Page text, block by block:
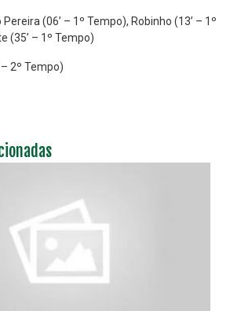
Pereira (06’ – 1º Tempo), Robinho (13’ – 1º
(35’ – 1º Tempo)
– 2º Tempo)